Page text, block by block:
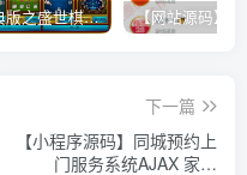
网狐经典版之盛世棋牌完整游戏源码（包含文档、架设教程、网站、源代码等）
下一篇
【小程序源码】同城预约上
门服务系统AJAX 家政